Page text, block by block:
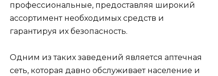
профессиональные, предоставляя широкий
ассортимент необходимых средств и
гарантируя их безопасность.
Одним из таких заведений является аптечная
сеть, которая давно обслуживает население и